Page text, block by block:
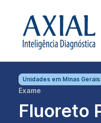
Unidades em Minas Gerais
Exame
Fluoreto